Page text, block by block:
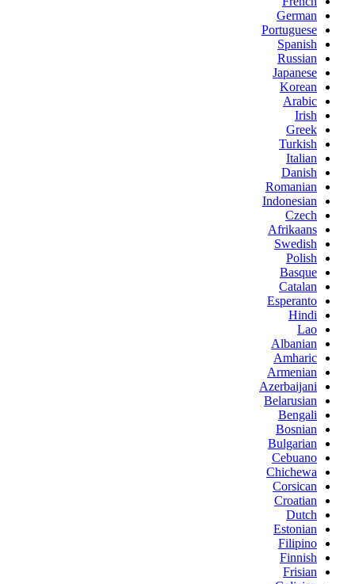
German
Portuguese
Spanish
Russian
Japanese
Korean
Arabic
Irish
Greek
Turkish
Italian
Danish
Romanian
Indonesian
Czech
Afrikaans
Swedish
Polish
Basque
Catalan
Esperanto
Hindi
Lao
Albanian
Amharic
Armenian
Azerbaijani
Belarusian
Bengali
Bosnian
Bulgarian
Cebuano
Chichewa
Corsican
Croatian
Dutch
Estonian
Filipino
Finnish
Frisian